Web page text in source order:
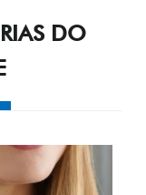
DO